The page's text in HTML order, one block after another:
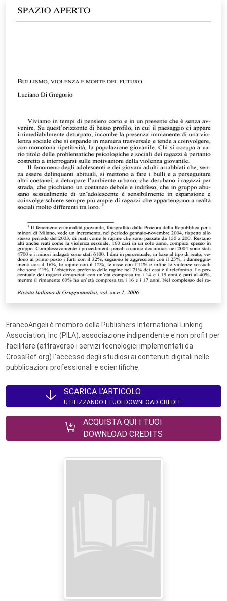
FrancoAngeli è membro della Publishers International Linking
Association, Inc (PILA), associazione indipendente e non profit per
facilitare (attraverso i servizi tecnologici implementati da
CrossRef.org) l’accesso degli studiosi ai contenuti digitali nelle
pubblicazioni professionali e scientifiche.
SCARICA L'ARTICOLO
UTILIZZANDO I TUOI DOWNLOAD CREDIT
ACQUISTA QUI I TUOI
DOWNLOAD CREDITS